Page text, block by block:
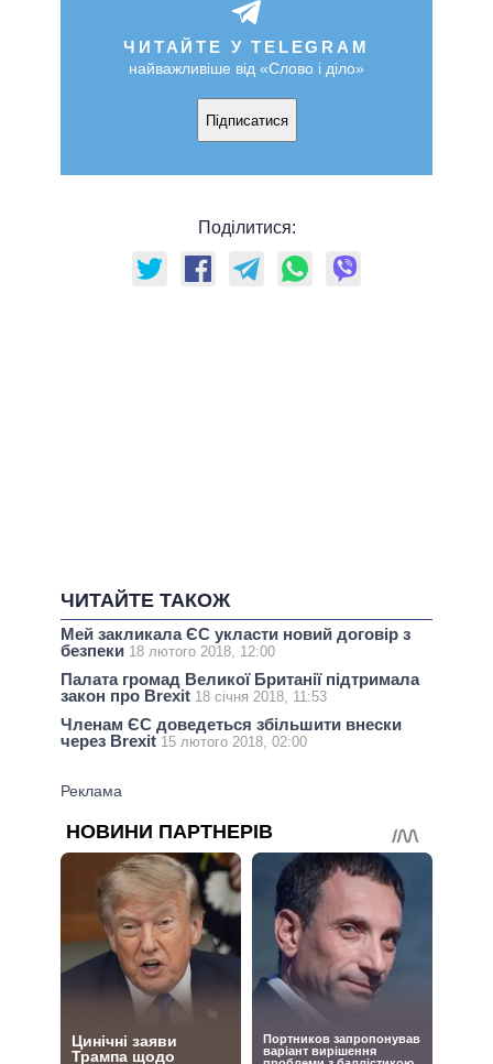
ЧИТАЙТЕ У TELEGRAM
найважливіше від «Слово і діло»
Підписатися
Поділитися:
ЧИТАЙТЕ ТАКОЖ
Мей закликала ЄС укласти новий договір з
безпеки 18 лютого 2018, 12:00
Палата громад Великої Британії підтримала
закон про Brexit 18 січня 2018, 11:53
Членам ЄС доведеться збільшити внески
через Brexit 15 лютого 2018, 02:00